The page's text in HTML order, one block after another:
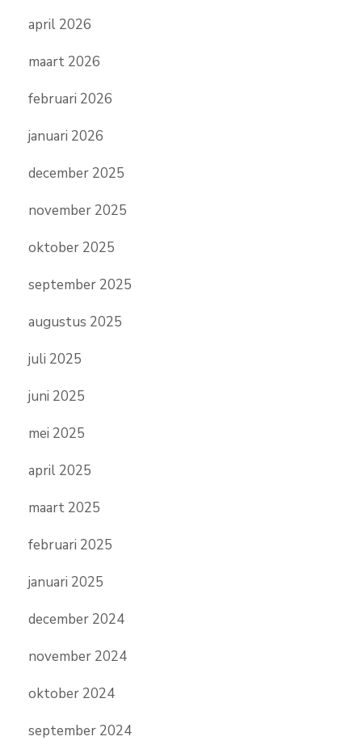
april 2026
maart 2026
februari 2026
januari 2026
december 2025
november 2025
oktober 2025
september 2025
augustus 2025
juli 2025
juni 2025
mei 2025
april 2025
maart 2025
februari 2025
januari 2025
december 2024
november 2024
oktober 2024
september 2024